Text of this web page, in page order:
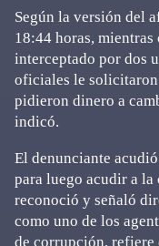
Según la versión del
18:44 horas,
interceptado por dos
oficiales le
pidieron dinero a
indicó.
El denunciante
para luego acudir a
reconoció y señaló
como uno de los
de corrupción,